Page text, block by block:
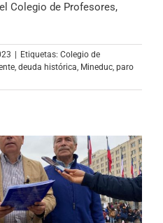
Colegio de Profesores,
Etiquetas: Colegio de
, deuda histórica, Mineduc, paro